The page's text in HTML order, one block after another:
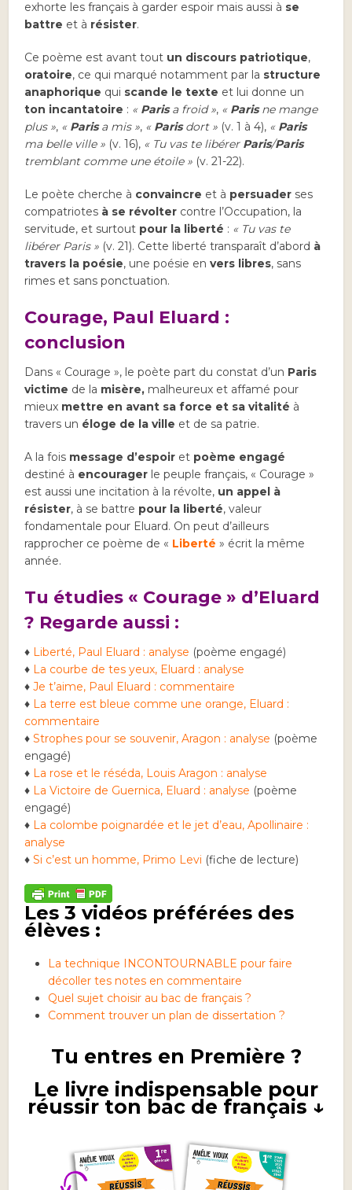
exhorte les français à garder espoir mais aussi à se
battre et à résister.
Ce poème est avant tout un discours patriotique,
oratoire, ce qui marqué notamment par la structure
anaphorique qui scande le texte et lui donne un
ton incantatoire : « Parisa froid », « Parisne mange
plus », « Parisa mis », « Parisdort » (v. 1 à 4), « Paris
ma belle ville » (v. 16), « Tu vas te libérer Paris/Paris
tremblant comme une étoile » (v. 21-22).
Le poète cherche à convaincre et à persuader ses
compatriotes à se révolter contre l’Occupation, la
servitude, et surtout pour la liberté : « Tu vas te
libérer Paris » (v. 21). Cette liberté transparaît d’abord à
travers la poésie, une poésie envers libres, sans
rimes et sans ponctuation.
Courage, Paul Eluard :
conclusion
Dans « Courage », le poète part du constat d’un Paris
victime de la misère, malheureux et affamé pour
mieux mettre en avant sa force et sa vitalité à
travers un éloge de la ville et de sa patrie.
A la fois message d’espoir et poème engagé
destiné à encourager le peuple français, « Courage »
est aussi une incitation à la révolte, un appel à
résister, à se battre pour la liberté, valeur
fondamentale pour Eluard. On peut d’ailleurs
rapprocher ce poème de « Liberté » écrit la même
année.
Tu étudies « Courage » d’Eluard
? Regarde aussi :
♦ Liberté, Paul Eluard : analyse (poème engagé)
♦ La courbe de tes yeux, Eluard : analyse
♦Je t’aime, Paul Eluard : commentaire
♦ La terre est bleue comme une orange, Eluard :
commentaire
♦Strophes pour se souvenir, Aragon : analyse (poème
engagé)
♦ La rose et le réséda, Louis Aragon : analyse
♦ La Victoire de Guernica, Eluard : analyse (poème
engagé)
♦ La colombe poignardée et le jet d’eau, Apollinaire :
analyse
♦Si c’est un homme, Primo Levi (fiche de lecture)
Les 3 vidéos préférées des
élèves :
La technique INCONTOURNABLE pour faire
décoller tes notes en commentaire
Quel sujet choisir au bac de français ?
Comment trouver un plan de dissertation ?
Tu entres en Première ?
Le livre indispensable pour
réussir ton bac de français ↓